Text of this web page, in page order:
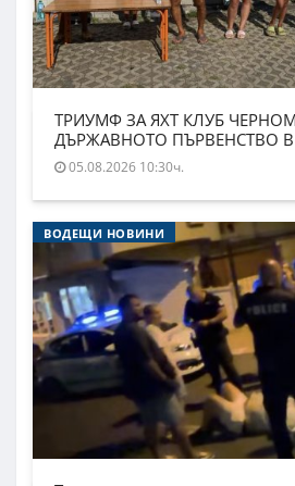
ТРИУМФ ЗА ЯХТ КЛУБ
ДЪРЖАВНОТО ПЪРВЕНСТВО
05.08.2026 10:30ч.
ВОДЕЩИ НОВИНИ